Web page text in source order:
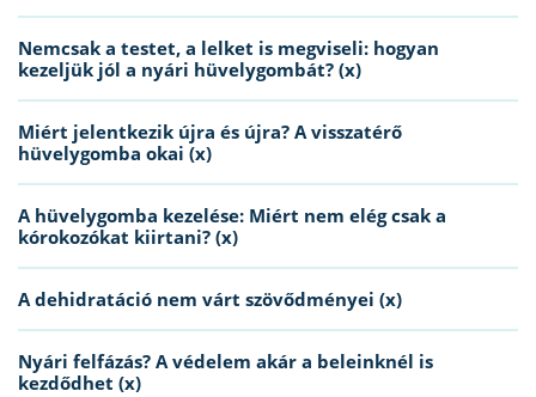
Nemcsak a testet, a lelket is megviseli: hogyan
kezeljük jól a nyári hüvelygombát? (x)
Miért jelentkezik újra és újra? A visszatérő
hüvelygomba okai (x)
A hüvelygomba kezelése: Miért nem elég csak a
kórokozókat kiirtani? (x)
A dehidratáció nem várt szövődményei (x)
Nyári felfázás? A védelem akár a beleinknél is
kezdődhet (x)